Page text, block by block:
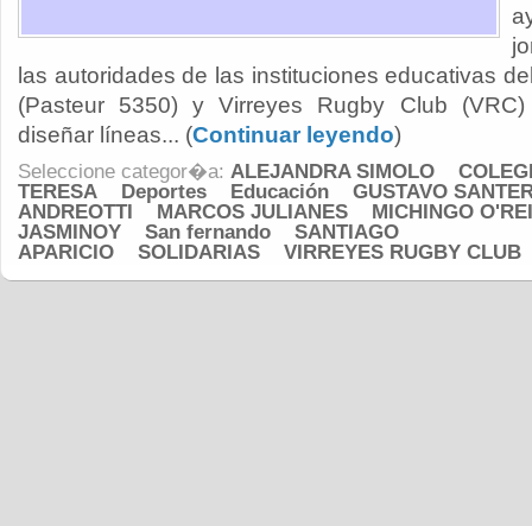
las autoridades de las instituciones educativas
(Pasteur 5350) y Virreyes Rugby Club
diseñar líneas... (Continuar leyendo)
Seleccione categor�a: ALEJANDRA SIMOLO
TERESA
Deportes Educación
GUSTAVO
ANDREOTTI
MARCOS JULIANES
MICHINGO
JASMINOY
San fernando
SANTIAGO
APARICIO
SOLIDARIAS VIRREYES RUGBY CLUB